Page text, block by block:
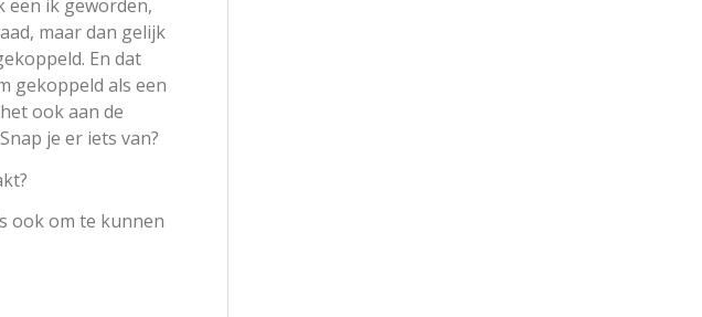
een ik geworden,
maar dan gelijk
En dat
gekoppeld als een
ook aan de
je er iets van?
ook om te kunnen